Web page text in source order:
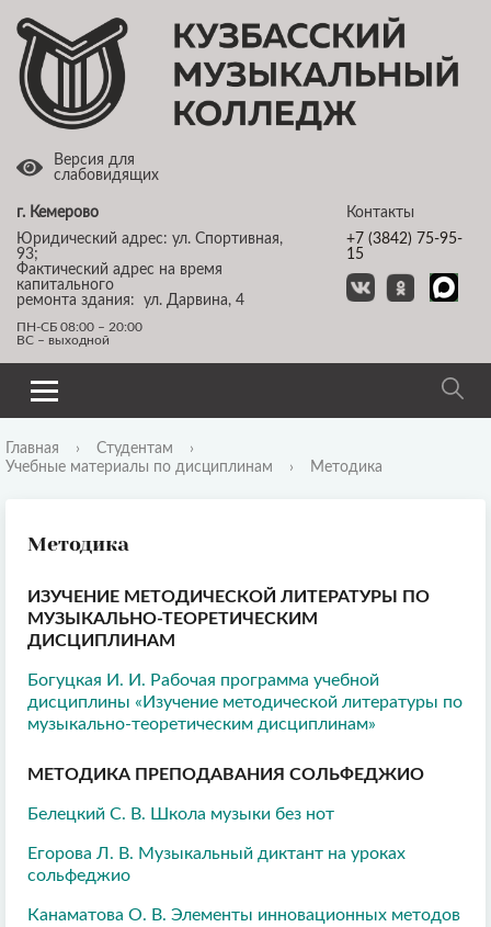
г. Кемерово
Юридический адрес: ул. Спортивная,
93;
Фактический адрес на время
капитального
ремонта здания: ул. Дарвина, 4
ПН-СБ 08:00 – 20:00
ВС – выходной
Контакты
+7 (3842) 75-95-
15
Версия для
слабовидящих
Главная › Студентам
›
Учебные материалы по дисциплинам
› Методика
Методика
ИЗУЧЕНИЕ МЕТОДИЧЕСКОЙ ЛИТЕРАТУРЫ ПО
МУЗЫКАЛЬНО-ТЕОРЕТИЧЕСКИМ
ДИСЦИПЛИНАМ
Богуцкая И. И. Рабочая программа учебной
дисциплины «Изучение методической литературы по
музыкально-теоретическим дисциплинам»
МЕТОДИКА ПРЕПОДАВАНИЯ СОЛЬФЕДЖИО
Белецкий С. В. Школа музыки без нот
Егорова Л. В. Музыкальный диктант на уроках
сольфеджио
Канаматова О. В. Элементы инновационных методов